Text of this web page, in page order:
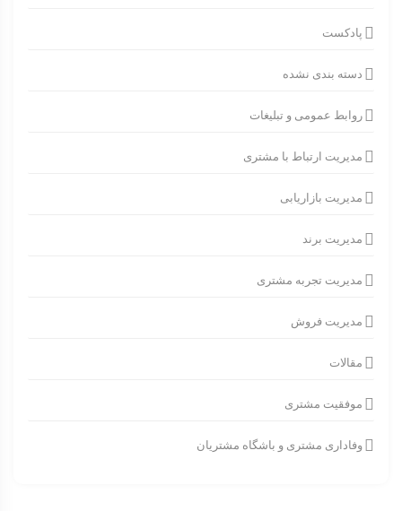
پادکست
دسته بندی نشده
روابط عمومی و تبلیغات
مدیریت ارتباط با مشتری
مدیریت بازاریابی
مدیریت برند
مدیریت تجربه مشتری
مدیریت فروش
مقالات
موفقیت مشتری
وفاداری مشتری و باشگاه مشتریان